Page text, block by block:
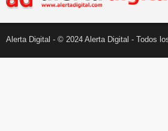
Alerta Digital - © 2024 Alerta Digital - Todos